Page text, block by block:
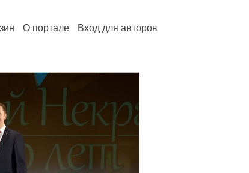
О портале Вход для авторов